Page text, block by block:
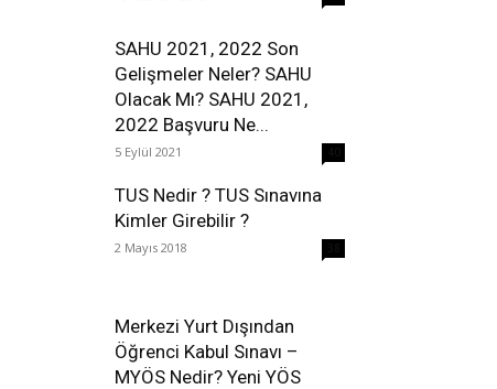
SAHU 2021, 2022 Son
Gelişmeler Neler? SAHU
Olacak Mı? SAHU 2021,
2022 Başvuru Ne...
5 Eylül 2021
TUS Nedir ? TUS Sınavına
Kimler Girebilir ?
2 Mayıs 2018
Merkezi Yurt Dışından
Öğrenci Kabul Sınavı –
MYÖS Nedir? Yeni YÖS